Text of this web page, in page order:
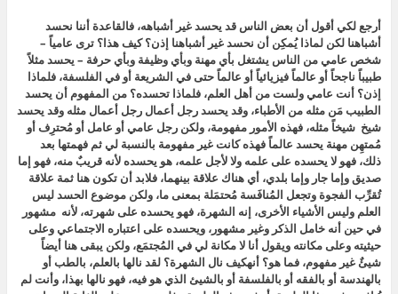
أرجع لكي أقول أن بعض الناس قد يحسد غير أشباهه، فالقاعدة أننا نحسد
أشباهنا لكن لماذا يُمكِن أن نحسد غير أشباهنا إذن؟ كيف هذا؟ ترى عامياً –
شخص عامي من الناس يشتغل بأي مهنة وبأي وظيفة وبأي حرفة – يحسد مثلاً
طبيباً ناجحاً أو عالماً فيزيائياً أو عالماً حتى في الشريعة أو في الفلسفة، فلماذا
إذن؟ أنت عامي ولست من أهل العلم، فلماذا تحسده؟ من المفهوم أن يحسد
الطبيب مَن مثله من الأطباء، وقد يحسد رجل أعمال رجل أعمال مثله وقد يحسد
شيخ شيخاً مثله، فهذه الأمور مفهومة، ولكن رجل عامي أو عامل أو مُحترِف أو
مُمتهِن مهنة يحسد عالماً فهذه كانت غير مفهومة بالنسبة لي ثم فهمتها بعد
ذلك، فهو لا يحسده على علمه ولا لأجل علمه، هو يحسده لأنه قريبٌ منه، فهو إما
صديق وإما جار وإما بلدي، أي هناك علاقة بينهما، فلابد أن تكون هنا ثمة علاقة
تُقرِّب الفجوة وتجعل المُنافَسة مُحتمَلة بمعنى ما، ولكن موضوع الحسد ليس
العلم وليس الأشياء الأخرى، إنه الشهرة، فهو يحسده على شهرته، لأنه مشهور
في حين أنه خامل الذكر وغير مشهور، ويحسده على اعتباره الاجتماعي وعلى
حيثيته وعلى مكانته ويقول أنا لا مكانة لي في المُجتمَع، ولكن يبقى هنا أيضاً
شيئٌ غير مفهوم، فما هو؟ أنهكيف نال الشهرة؟ لقد نالها بالعلم، بالطب أو
بالهندسة أو بالفقه أو بالفلسفة أو بالشيئ الذي هو فيه، فهو نالها بهذا، وأنت لم